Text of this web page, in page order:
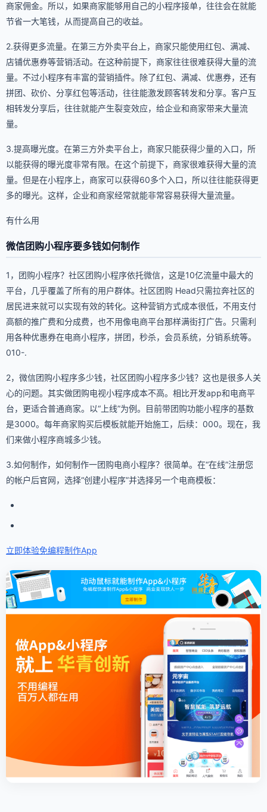
商家佣金。所以，如果商家能够用自己的小程序接单，往往会在就能
节省一大笔钱，从而提高自己的收益。
2.获得更多流量。在第三方外卖平台上，商家只能使用红包、满减、
店铺优惠券等营销活动。在这种前提下，商家往往很难获得大量的流
量。不过小程序有丰富的营销插件。除了红包、满减、优惠券，还有
拼团、砍价、分享红包等活动，往往能激发顾客转发和分享。客户互
相转发分享后，往往就能产生裂变效应，给企业和商家带来大量流
量。
3.提高曝光度。在第三方外卖平台上，商家只能获得少量的入口，所
以能获得的曝光度非常有限。在这个前提下，商家很难获得大量的流
量。但是在小程序上，商家可以获得60多个入口，所以往往能获得更
多的曝光。这样，企业和商家经常就能非常容易获得大量流量。
有什么用
微信团购小程序要多钱如何制作
1，团购小程序？社区团购小程序依托微信，这是10亿流量中最大的
平台，几乎覆盖了所有的用户群体。社区团购 Head只需拉奔社区的
居民进来就可以实现有效的转化。这种营销方式成本很低，不用支付
高额的推广费和分成费，也不用像电商平台那样满街打广告。只需利
用各种优惠券在电商小程序，拼团，秒杀，会员系统，分销系统等。
010-.
2，微信团购小程序多少钱，社区团购小程序多少钱？这也是很多人关
心的问题。其实做团购电视小程序成本不高。相比开发app和电商平
台，更适合普通商家。以“上线”为例。目前带团购功能小程序的基数
是3000。每年商家购买后模板就能开始施工，后续：000。现在，我
们来做小程序商城多少钱。
3.如何制作，如何制作一团购电商小程序？很简单。在“在线”注册您
的帐户后官网，选择“创建小程序”并选择另一个电商模板：
立即体验免编程制作App